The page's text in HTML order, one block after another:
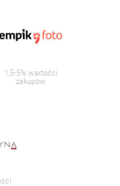
1,5-5% wartości
zakupów